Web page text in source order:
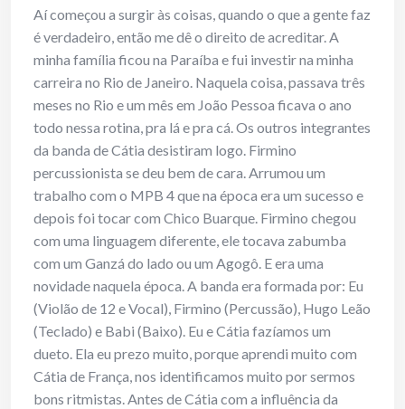
Aí começou a surgir às coisas, quando o que a gente faz
é verdadeiro, então me dê o direito de acreditar. A
minha família ficou na Paraíba e fui investir na minha
carreira no Rio de Janeiro. Naquela coisa, passava três
meses no Rio e um mês em João Pessoa ficava o ano
todo nessa rotina, pra lá e pra cá. Os outros integrantes
da banda de Cátia desistiram logo. Firmino
percussionista se deu bem de cara. Arrumou um
trabalho com o MPB 4 que na época era um sucesso e
depois foi tocar com Chico Buarque. Firmino chegou
com uma linguagem diferente, ele tocava zabumba
com um Ganzá do lado ou um Agogô. E era uma
novidade naquela época. A banda era formada por: Eu
(Violão de 12 e Vocal), Firmino (Percussão), Hugo Leão
(Teclado) e Babi (Baixo). Eu e Cátia fazíamos um
dueto. Ela eu prezo muito, porque aprendi muito com
Cátia de França, nos identificamos muito por sermos
bons ritmistas. Antes de Cátia com a influência da